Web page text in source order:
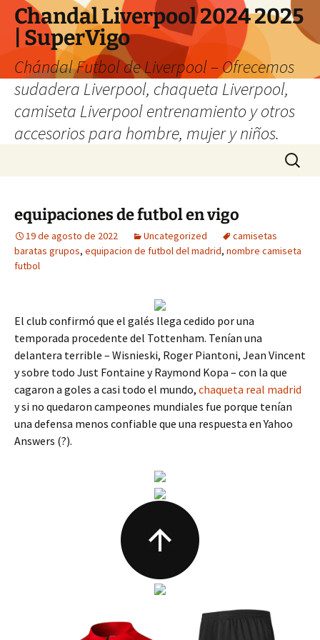
Chandal Liverpool 2024 2025
| SuperVigo
Chándal Futbol de Liverpool – Ofrecemos
sudadera Liverpool, chaqueta Liverpool,
camiseta Liverpool entrenamiento y otros
accesorios para hombre, mujer y niños.
Buscar:
equipaciones de futbol en vigo
19 de agosto de 2022 Uncategorized
camisetas
baratas grupos, equipacion de futbol del madrid, nombre camiseta
futbol
El club confirmó que el galés llega cedido por una
temporada procedente del Tottenham. Tenían una
delantera terrible – Wisnieski, Roger Piantoni, Jean Vincent
y sobre todo Just Fontaine y Raymond Kopa – con la que
cagaron a goles a casi todo el mundo, chaqueta real madrid
y si no quedaron campeones mundiales fue porque tenían
una defensa menos confiable que una respuesta en Yahoo
Answers (?).